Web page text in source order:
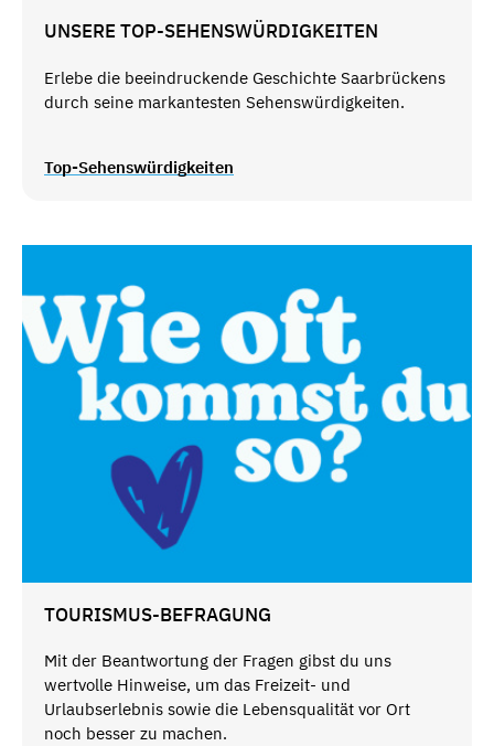
UNSERE TOP-SEHENSWÜRDIGKEITEN
Erlebe die beeindruckende Geschichte Saarbrückens
durch seine markantesten Sehenswürdigkeiten.
Top-Sehenswürdigkeiten
TOURISMUS-BEFRAGUNG
Mit der Beantwortung der Fragen gibst du uns
wertvolle Hinweise, um das Freizeit- und
Urlaubserlebnis sowie die Lebensqualität vor Ort
noch besser zu machen.